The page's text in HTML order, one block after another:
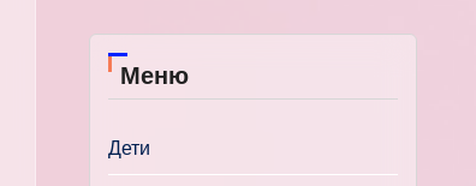
Меню
Дети